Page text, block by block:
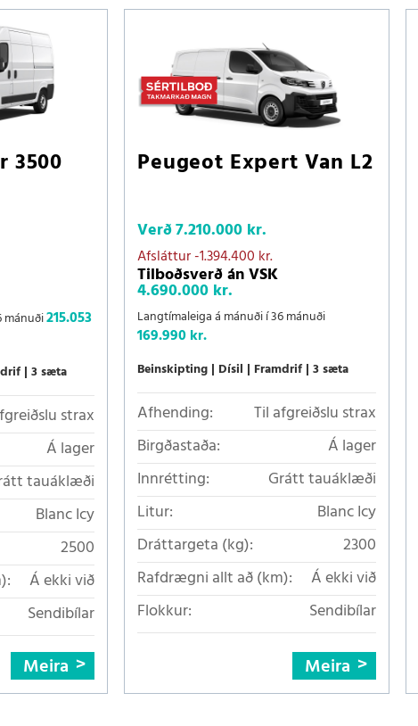
3500
mánuði215.053
3 sæta
strax
Á lager
tauáklæði
Blanc Icy
2500
Á ekki við
Sendibílar
Meira
Peugeot Expert Van L2
Verð7.210.000 kr.
Afsláttur-1.394.400 kr.
Tilboðsverð án VSK
4.690.000 kr.
Langtímaleiga á mánuði í 36 mánuði
169.990 kr.
Beinskipting Dísil Framdrif 3 sæta
Afhending:
Til afgreiðslu strax
Birgðastaða:
Á lager
Innrétting:
Grátt tauáklæði
Litur:
Blanc Icy
Dráttargeta (kg):
2300
Rafdrægni allt að (km):
Á ekki við
Flokkur:
Sendibílar
Meira